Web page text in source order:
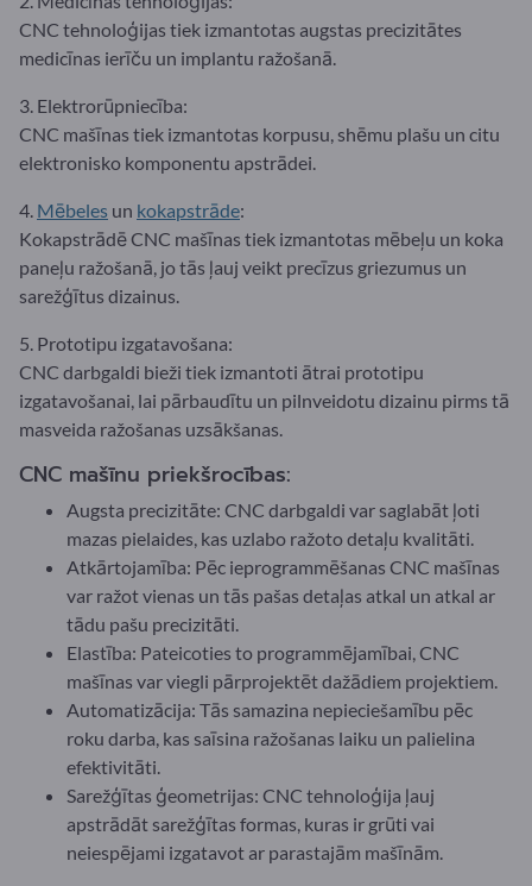
CNC tehnoloģijas tiek izmantotas augstas precizitātes
medicīnas ierīču un implantu ražošanā.
3. Elektrorūpniecība:
CNC mašīnas tiek izmantotas korpusu, shēmu plašu un citu
elektronisko komponentu apstrādei.
4. Mēbeles un kokapstrāde:
Kokapstrādē CNC mašīnas tiek izmantotas mēbeļu un koka
paneļu ražošanā, jo tās ļauj veikt precīzus griezumus un
sarežģītus dizainus.
5. Prototipu izgatavošana:
CNC darbgaldi bieži tiek izmantoti ātrai prototipu
izgatavošanai, lai pārbaudītu un pilnveidotu dizainu pirms tā
masveida ražošanas uzsākšanas.
CNC mašīnu priekšrocības:
Augsta precizitāte: CNC darbgaldi var saglabāt ļoti
mazas pielaides, kas uzlabo ražoto detaļu kvalitāti.
Atkārtojamība: Pēc ieprogrammēšanas CNC mašīnas
var ražot vienas un tās pašas detaļas atkal un atkal ar
tādu pašu precizitāti.
Elastība: Pateicoties to programmējamībai, CNC
mašīnas var viegli pārprojektēt dažādiem projektiem.
Automatizācija: Tās samazina nepieciešamību pēc
roku darba, kas saīsina ražošanas laiku un palielina
efektivitāti.
Sarežģītas ģeometrijas: CNC tehnoloģija ļauj
apstrādāt sarežģītas formas, kuras ir grūti vai
neiespējami izgatavot ar parastajām mašīnām.